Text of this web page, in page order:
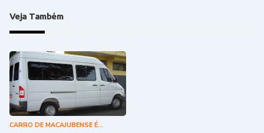
Veja Também
CARRO DE MACAJUBENSE É